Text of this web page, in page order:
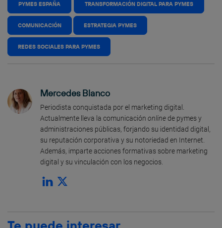
PYMES ESPAÑA TRANSFORMACIÓN DIGITAL PARA PYMES
COMUNICACIÓN ESTRATEGIA PYMES
REDES SOCIALES PARA PYMES
Mercedes Blanco
Periodista conquistada por el marketing digital.
Actualmente lleva la comunicación onlinede pymes y
administraciones públicas, forjando su identidad digital,
su reputación corporativa y su notoriedad en Internet.
Además, imparte acciones formativas sobre marketing
digital y su vinculación con los negocios.